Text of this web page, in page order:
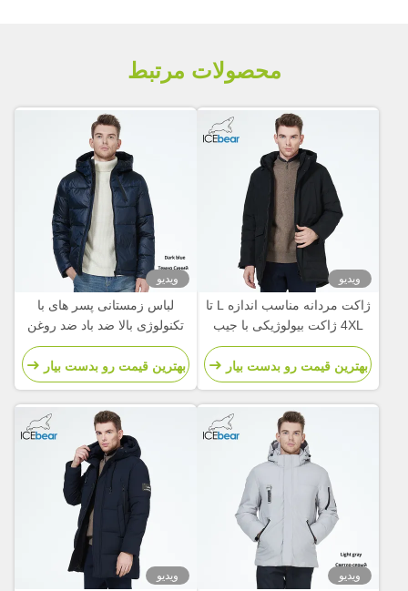
محصولات مرتبط
ویدیو
ژاکت مردانه مناسب اندازه L تا
4XL ژاکت بیولوژیکی با جیب
های زیادی
بهترین قیمت رو بدست بیار
ویدیو
لباس زمستانی پسر های با
تکنولوژی بالا ضد باد ضد روغن
ضد آب ژاکت زمستانی
بهترین قیمت رو بدست بیار
ویدیو ویدیو